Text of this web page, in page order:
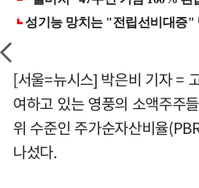
[서울=뉴시스] 박은비 기자 =
여하고 있는 영풍의 소액주주
위 수준인 주가순자산비율
나섰다.